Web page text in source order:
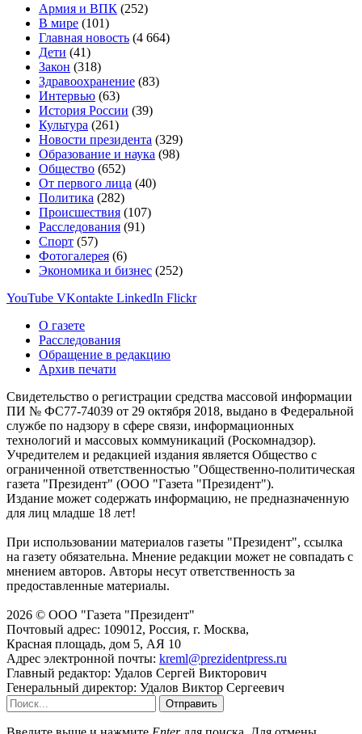
Армия и ВПК (252)
В мире (101)
Главная новость (4 664)
Дети (41)
Закон (318)
Здравоохранение (83)
Интервью (63)
История России (39)
Культура (261)
Новости президента (329)
Образование и наука (98)
Общество (652)
От первого лица (40)
Политика (282)
Происшествия (107)
Расследования (91)
Спорт (57)
Фотогалерея (6)
Экономика и бизнес (252)
YouTube VKontakte LinkedIn Flickr
О газете
Расследования
Обращение в редакцию
Архив печати
Свидетельство о регистрации средства массовой информации
ПИ № ФС77-74039 от 29 октября 2018, выдано в Федеральной
службе по надзору в сфере связи, информационных
технологий и массовых коммуникаций (Роскомнадзор).
Учредителем и редакцией издания является Общество с
ограниченной ответственностью "Общественно-политическая
газета "Президент" (ООО "Газета "Президент").
Издание может содержать информацию, не предназначенную
для лиц младше 18 лет!
При использовании материалов газеты "Президент", ссылка
на газету обязательна. Мнение редакции может не совпадать с
мнением авторов. Авторы несут ответственность за
предоставленные материалы.
2026 © ООО "Газета "Президент"
Почтовый адрес: 109012, Россия, г. Москва,
Красная площадь, дом 5, АЯ 10
Адрес электронной почты: kreml@prezidentpress.ru
Главный редактор: Удалов Сергей Викторович
Генеральный директор: Удалов Виктор Сергеевич
Отправить